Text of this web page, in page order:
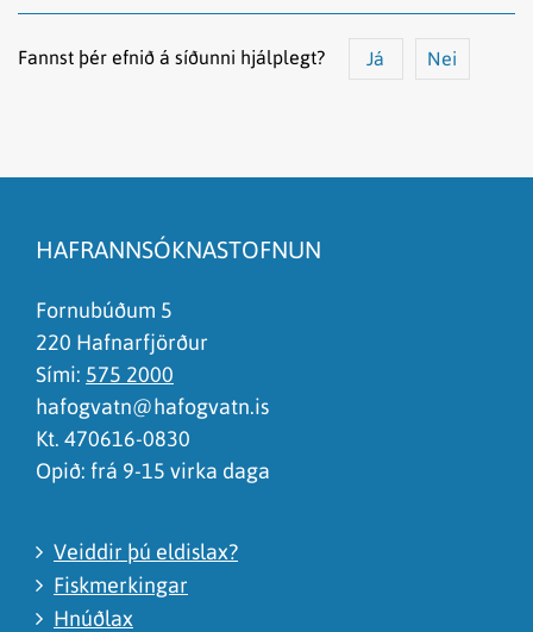
Fannst þér efnið á síðunni hjálplegt? Já Nei
Það er of mikið efni á síðunni
Ég skil ekki efnið, finnst það of flókið
HAFRANNSÓKNASTOFNUN
Fornubúðum 5
220 Hafnarfjörður
Sími: 575 2000
hafogvatn@hafogvatn.is
Kt. 470616-0830
Opið: frá 9-15 virka daga
Veiddir þú eldislax?
Fiskmerkingar
Hnúðlax